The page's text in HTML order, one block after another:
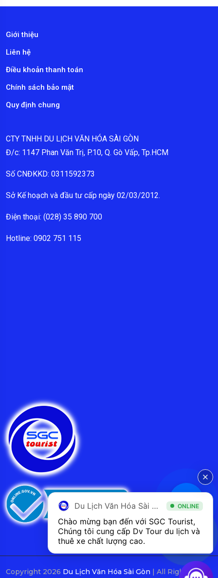
Giới thiệu
Liên hệ
Điều khoản thanh toán
Chính sách bảo mật
Quy định chung
CTY TNHH DU LỊCH VĂN HÓA SÀI GÒN
Đ/c: 1147 Phan Văn Trị, P.10, Q. Gò Vấp, Tp.HCM
Số CNĐKKD: 0311592373
Sở Kế hoạch và đầu tư cấp ngày 02/03/2012.
Điện thoại: (028) 35 890 700
Hotline: 0902 751 115
Copyright 2026 Du Lịch Văn Hóa Sài Gòn | All Rights
Du Lịch Văn Hóa Sài Gòn ONLINE
Chào mừng bạn đến với SGC Tourist,
Chúng tôi cung cấp Dv Tour du lịch và
thuê xe chất lượng cao.